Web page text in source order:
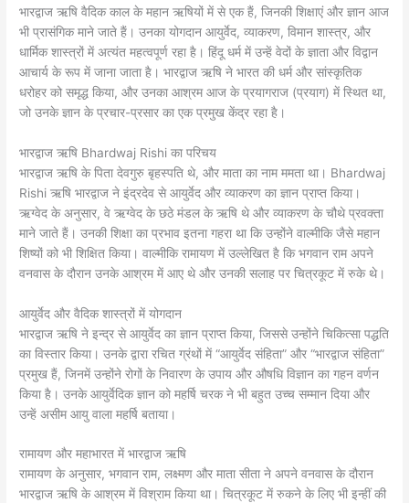
भारद्वाज ऋषि वैदिक काल के महान ऋषियों में से एक हैं, जिनकी शिक्षाएं और ज्ञान आज
भी प्रासंगिक माने जाते हैं। उनका योगदान आयुर्वेद, व्याकरण, विमान शास्त्र, और
धार्मिक शास्त्रों में अत्यंत महत्वपूर्ण रहा है। हिंदू धर्म में उन्हें वेदों के ज्ञाता और विद्वान
आचार्य के रूप में जाना जाता है। भारद्वाज ऋषि ने भारत की धर्म और सांस्कृतिक
धरोहर को समृद्ध किया, और उनका आश्रम आज के प्रयागराज (प्रयाग) में स्थित था,
जो उनके ज्ञान के प्रचार-प्रसार का एक प्रमुख केंद्र रहा है।
भारद्वाज ऋषि Bhardwaj Rishi का परिचय
भारद्वाज ऋषि के पिता देवगुरु बृहस्पति थे, और माता का नाम ममता था। Bhardwaj
Rishi ऋषि भारद्वाज ने इंद्रदेव से आयुर्वेद और व्याकरण का ज्ञान प्राप्त किया।
ऋग्वेद के अनुसार, वे ऋग्वेद के छठे मंडल के ऋषि थे और व्याकरण के चौथे प्रवक्ता
माने जाते हैं। उनकी शिक्षा का प्रभाव इतना गहरा था कि उन्होंने वाल्मीकि जैसे महान
शिष्यों को भी शिक्षित किया। वाल्मीकि रामायण में उल्लेखित है कि भगवान राम अपने
वनवास के दौरान उनके आश्रम में आए थे और उनकी सलाह पर चित्रकूट में रुके थे।
आयुर्वेद और वैदिक शास्त्रों में योगदान
भारद्वाज ऋषि ने इन्द्र से आयुर्वेद का ज्ञान प्राप्त किया, जिससे उन्होंने चिकित्सा पद्धति
का विस्तार किया। उनके द्वारा रचित ग्रंथों में “आयुर्वेद संहिता” और “भारद्वाज संहिता”
प्रमुख हैं, जिनमें उन्होंने रोगों के निवारण के उपाय और औषधि विज्ञान का गहन वर्णन
किया है। उनके आयुर्वेदिक ज्ञान को महर्षि चरक ने भी बहुत उच्च सम्मान दिया और
उन्हें असीम आयु वाला महर्षि बताया।
रामायण और महाभारत में भारद्वाज ऋषि
रामायण के अनुसार, भगवान राम, लक्ष्मण और माता सीता ने अपने वनवास के दौरान
भारद्वाज ऋषि के आश्रम में विश्राम किया था। चित्रकूट में रुकने के लिए भी इन्हीं की